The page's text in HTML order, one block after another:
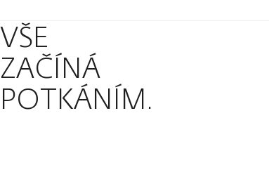
VŠE
ZAČÍNÁ
POTKÁNÍM.